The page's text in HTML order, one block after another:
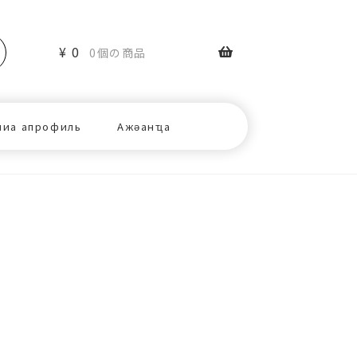
апрофиль Ажәанҵа
¥ 0 0個の商品